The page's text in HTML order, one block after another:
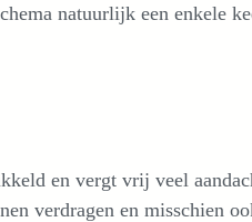
natuurlijk een enkele
en vergt vrij veel
verdragen en misschien